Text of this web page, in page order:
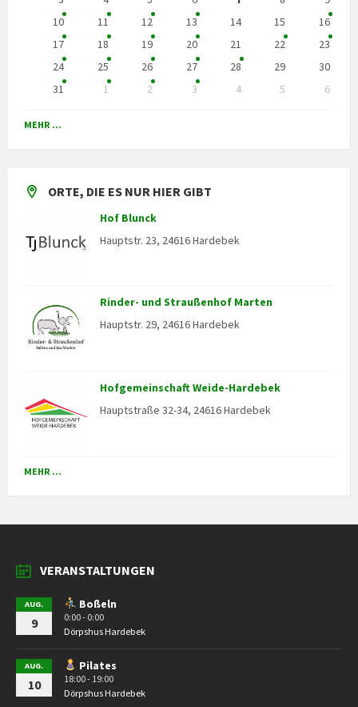
10
11 12 13 14 15
16
17
18 19 20 21 22
23
24
25 26 27 28 29
30
31
1 2 3 4 5
6
to
calendar
MEHR ...
ORTE, DIE ES NUR HIER GIBT
Hof Blunck
Hauptstr. 23, 24616 Hardebek
Rinder- und Straußenhof Marten
Hauptstr. 29, 24616 Hardebek
Hofgemeinschaft Weide-Hardebek
Hauptstraße 32-34, 24616 Hardebek
MEHR ...
VERANSTALTUNGEN
AUG.
9
Boßeln
0:00 - 0:00
Dörpshus Hardebek
AUG.
10
Pilates
18:00 - 19:00
Dörpshus Hardebek